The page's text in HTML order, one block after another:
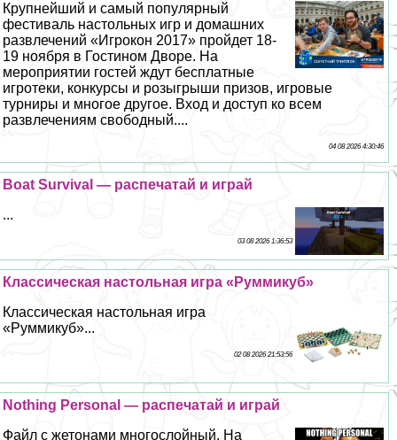
Крупнейший и самый популярный
фестиваль настольных игр и домашних
развлечений «Игрокон 2017» пройдет 18-
19 ноября в Гостином Дворе. На
мероприятии гостей ждут бесплатные
игротеки, конкурсы и розыгрыши призов, игровые
турниры и многое другое. Вход и доступ ко всем
развлечениям свободный....
04 08 2026 4:30:46
Boat Survival — распечатай и играй
...
03 08 2026 1:36:53
Классическая настольная игра «Руммикуб»
Классическая настольная игра
«Руммикуб»...
02 08 2026 21:53:56
Nothing Personal — распечатай и играй
Файл с жетонами многослойный. На